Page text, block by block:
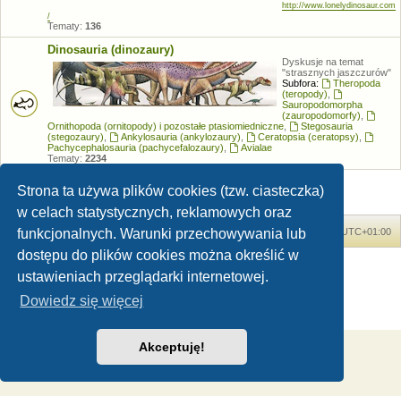
Strona ta używa plików cookies (tzw. ciasteczka)
w celach statystycznych, reklamowych oraz
funkcjonalnych. Warunki przechowywania lub
dostępu do plików cookies można określić w
ustawieniach przeglądarki internetowej.
Dowiedz się więcej
Akceptuję!
http://www.lonelydinosaur.com
/
Tematy: 136
Dinosauria (dinozaury)
Dyskusje na temat
"strasznych jaszczurów"
Subfora:
Theropoda
(teropody)
Sauropodomorpha
(zauropodomorfy)
Ornithopoda (ornitopody) i pozostałe ptasiomiedniczne
Stegosauria
(stegozaury)
Ankylosauria (ankylozaury) Ceratopsia (ceratopsy)
Pachycephalosauria (pachycefalozaury)
Avialae
Tematy: 2234
Forum Dinozaury.com Strona główna Strefa czasowa UTC+01:00
Technologię dostarczaphpBB® Forum Software © phpBB Limited
Polski pakiet językowy dostarcza
Zasady ochrony danych osobowych